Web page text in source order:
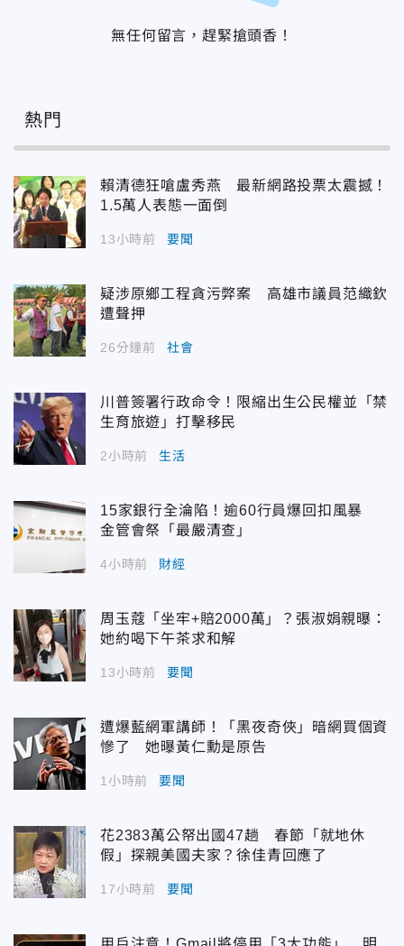
無任何留言，趕緊搶頭香！
熱門
賴清德狂嗆盧秀燕 最新網路投票太震撼！
1.5萬人表態一面倒
13小時前 要聞
疑涉原鄉工程貪污弊案 高雄市議員范織欽
遭聲押
26分鐘前 社會
川普簽署行政命令！限縮出生公民權並「禁
生育旅遊」打擊移民
2小時前 生活
15家銀行全淪陷！逾60行員爆回扣風暴
金管會祭「最嚴清查」
4小時前 財經
周玉蔻「坐牢+賠2000萬」？張淑娟親曝：
她約喝下午茶求和解
13小時前 要聞
遭爆藍網軍講師！「黑夜奇俠」暗網買個資
慘了 她曝黃仁勳是原告
1小時前 要聞
花2383萬公帑出國47趟 春節「就地休
假」探親美國夫家？徐佳青回應了
17小時前 要聞